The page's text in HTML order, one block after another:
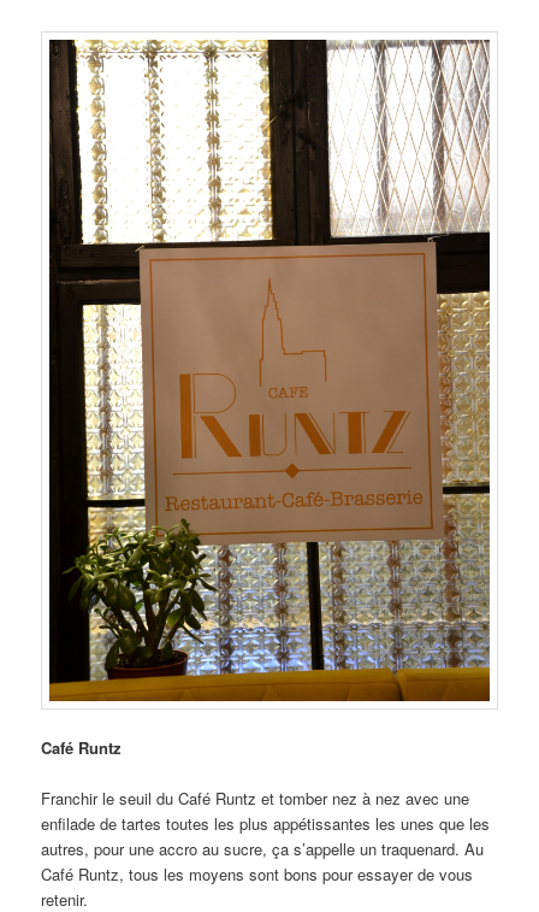
Café Runtz
Franchir le seuil du Café Runtz et tomber nez à nez avec une
enfilade de tartes toutes les plus appétissantes les unes que les
autres, pour une accro au sucre, ça s’appelle un traquenard. Au
Café Runtz, tous les moyens sont bons pour essayer de vous
retenir.